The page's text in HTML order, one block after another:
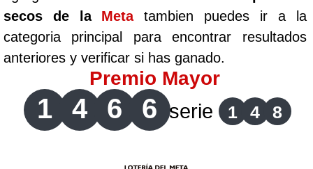
secos de la Metatambien puedes ir a la
categoria principal para encontrar resultados
anteriores y verificar si has ganado.
Premio Mayor
1 4 6 6 serie 1 4 8